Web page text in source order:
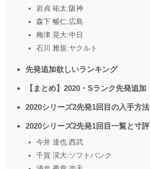
岩貞 祐太:阪神
森下 暢仁:広島
梅津 晃大:中日
石川 雅規:ヤクルト
先発追加欲しいランキング
【まとめ】2020・Sランク先発追加
2020シリーズ2先発1回目の入手方法
2020シリーズ2先発1回目一覧と寸評
今井 達也:西武
千賀 滉大:ソフトバンク